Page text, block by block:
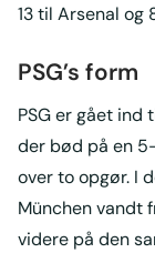
13 til Arsenal og
PSG’s form
PSG er gået ind
der bød på en
over to opgør. I
München vandt
videre på den